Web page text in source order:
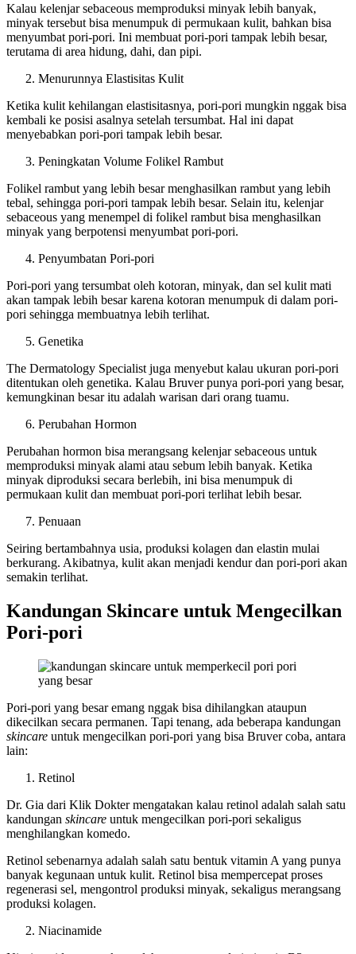
Kalau kelenjar sebaceous memproduksi minyak lebih banyak,
minyak tersebut bisa menumpuk di permukaan kulit, bahkan bisa
menyumbat pori-pori. Ini membuat pori-pori tampak lebih besar,
terutama di area hidung, dahi, dan pipi.
Menurunnya Elastisitas Kulit
Ketika kulit kehilangan elastisitasnya, pori-pori mungkin nggak bisa
kembali ke posisi asalnya setelah tersumbat. Hal ini dapat
menyebabkan pori-pori tampak lebih besar.
Peningkatan Volume Folikel Rambut
Folikel rambut yang lebih besar menghasilkan rambut yang lebih
tebal, sehingga pori-pori tampak lebih besar. Selain itu, kelenjar
sebaceous yang menempel di folikel rambut bisa menghasilkan
minyak yang berpotensi menyumbat pori-pori.
Penyumbatan Pori-pori
Pori-pori yang tersumbat oleh kotoran, minyak, dan sel kulit mati
akan tampak lebih besar karena kotoran menumpuk di dalam pori-
pori sehingga membuatnya lebih terlihat.
Genetika
The Dermatology Specialist juga menyebut kalau ukuran pori-pori
ditentukan oleh genetika. Kalau Bruver punya pori-pori yang besar,
kemungkinan besar itu adalah warisan dari orang tuamu.
Perubahan Hormon
Perubahan hormon bisa merangsang kelenjar sebaceous untuk
memproduksi minyak alami atau sebum lebih banyak. Ketika
minyak diproduksi secara berlebih, ini bisa menumpuk di
permukaan kulit dan membuat pori-pori terlihat lebih besar.
Penuaan
Seiring bertambahnya usia, produksi kolagen dan elastin mulai
berkurang. Akibatnya, kulit akan menjadi kendur dan pori-pori akan
semakin terlihat.
Kandungan Skincare untuk Mengecilkan
Pori-pori
Pori-pori yang besar emang nggak bisa dihilangkan ataupun
dikecilkan secara permanen. Tapi tenang, ada beberapa kandungan
skincare untuk mengecilkan pori-pori yang bisa Bruver coba, antara
lain:
Retinol
Dr. Gia dari Klik Dokter mengatakan kalau retinol adalah salah satu
kandungan skincare untuk mengecilkan pori-pori sekaligus
menghilangkan komedo.
Retinol sebenarnya adalah salah satu bentuk vitamin A yang punya
banyak kegunaan untuk kulit. Retinol bisa mempercepat proses
regenerasi sel, mengontrol produksi minyak, sekaligus merangsang
produksi kolagen.
Niacinamide